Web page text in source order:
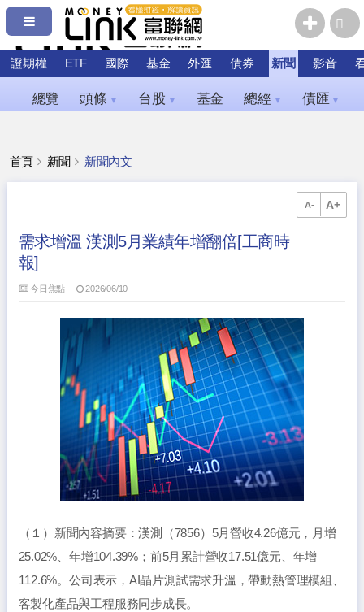
證期權 ETF 國際 基金 外匯 債券 新聞 影音
總覽 頭條 ▼ 台股 ▼ 基金 總經 ▼ 債匯 ▼
首頁 新聞 新聞內文
A- A+
需求增溫 漢測5月業績年增翻倍[工商時
報]
今日焦點 2026/06/10
（１）新聞內容摘要：漢測（7856）5月營收4.26億元，月增
25.02%、年增104.39%；前5月累計營收17.51億元、年增
112.6%。公司表示，AI晶片測試需求升溫，帶動熱管理模組、
客製化產品與工程服務同步成長。